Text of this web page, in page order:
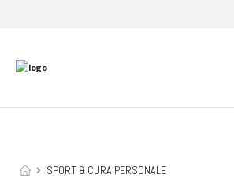
SPORT & CURA PERSONALE